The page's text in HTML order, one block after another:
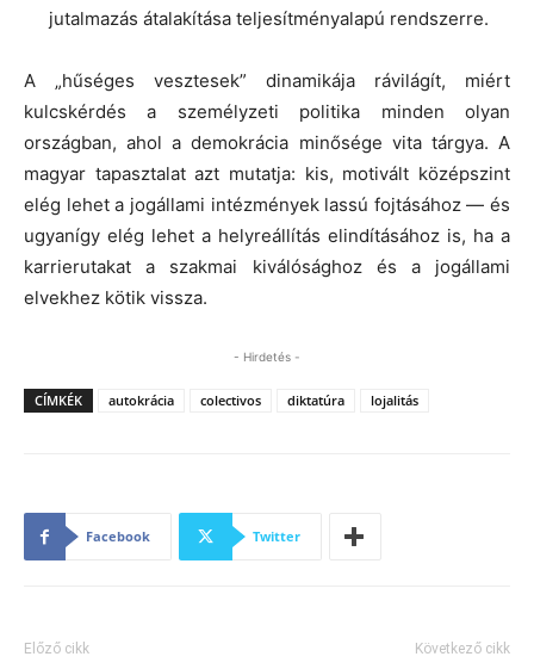
jutalmazás átalakítása teljesítményalapú rendszerre.
A „hűséges vesztesek” dinamikája rávilágít, miért
kulcskérdés a személyzeti politika minden olyan
országban, ahol a demokrácia minősége vita tárgya. A
magyar tapasztalat azt mutatja: kis, motivált középszint
elég lehet a jogállami intézmények lassú fojtásához — és
ugyanígy elég lehet a helyreállítás elindításához is, ha a
karrierutakat a szakmai kiválósághoz és a jogállami
elvekhez kötik vissza.
- Hirdetés -
CÍMKÉK autokrácia colectivos diktatúra lojalitás
Facebook Twitter
Előző cikk Következő cikk